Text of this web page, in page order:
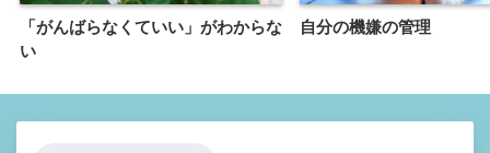
「がんばらなくていい」がわからな
い
自分の機嫌の管理